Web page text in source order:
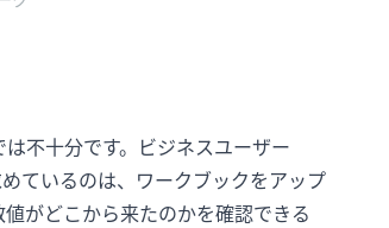
不十分です。ビジネスユーザー
ているのは、ワークブックをアップ
がどこから来たのかを確認できる